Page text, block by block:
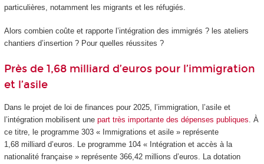
particulières, notamment les migrants et les réfugiés.
Alors combien coûte et rapporte l’intégration des immigrés ? les ateliers
chantiers d’insertion ? Pour quelles réussites ?
Près de 1,68 milliard d’euros pour l’immigration
et l’asile
Dans le projet de loi de finances pour 2025, l’immigration, l’asile et
l’intégration mobilisent une part très importante des dépenses publiques. À
ce titre, le programme 303 « Immigrations et asile » représente
1,68 milliard d’euros. Le programme 104 « Intégration et accès à la
nationalité française » représente 366,42 millions d’euros. La dotation